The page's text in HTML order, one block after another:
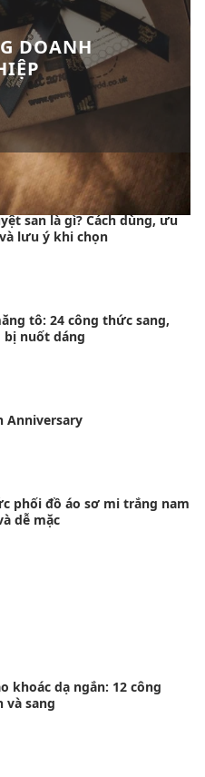
DOANH
san là gì? Cách dùng, ưu
lưu ý khi chọn
tô: 24 công thức sang,
bị nuốt dáng
Anniversary
phối đồ áo sơ mi trắng nam
dễ mặc
khoác dạ ngắn: 12 công
và sang